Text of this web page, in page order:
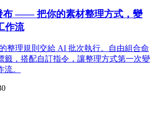
布 —— 把你的素材整理方式，變
作流
整理規則交給 AI 批次執行。自由組合命
籤，搭配自訂指令，讓整理方式第一次變
。